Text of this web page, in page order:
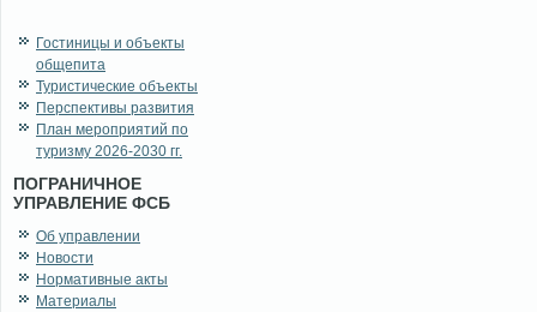
Гостиницы и объекты
общепита
Туристические объекты
Перспективы развития
План мероприятий по
туризму 2026-2030 гг.
ПОГРАНИЧНОЕ
УПРАВЛЕНИЕ ФСБ
Об управлении
Новости
Нормативные акты
Материалы